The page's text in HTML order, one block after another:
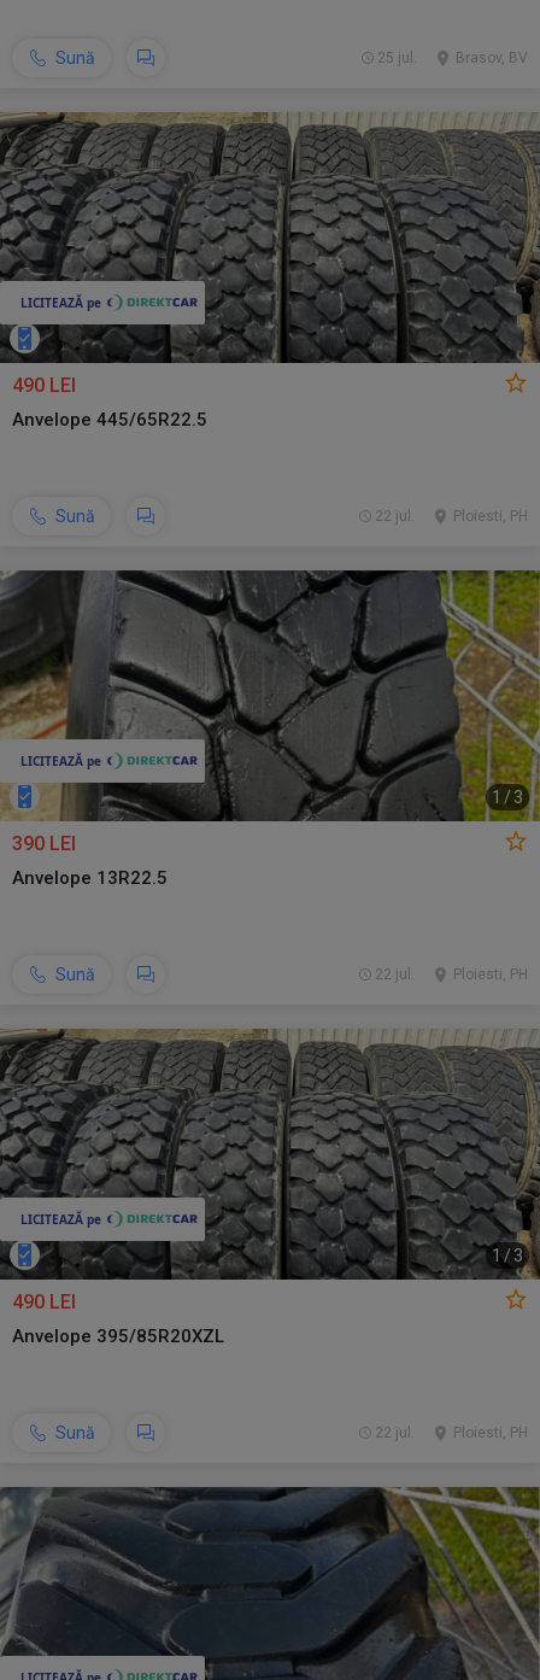
Sună Brasov, BV
25 jul.
490 LEI
Anvelope 445/65R22.5
Sună Ploiesti, PH
22 jul.
1 /3
390 LEI
Anvelope 13R22.5
Sună Ploiesti, PH
22 jul.
1 / 3
490 LEI
Anvelope 395/85R20XZL
Sună Ploiesti, PH
22 jul.